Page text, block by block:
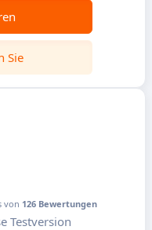
Sie
von 126 Bewertungen
Testversion